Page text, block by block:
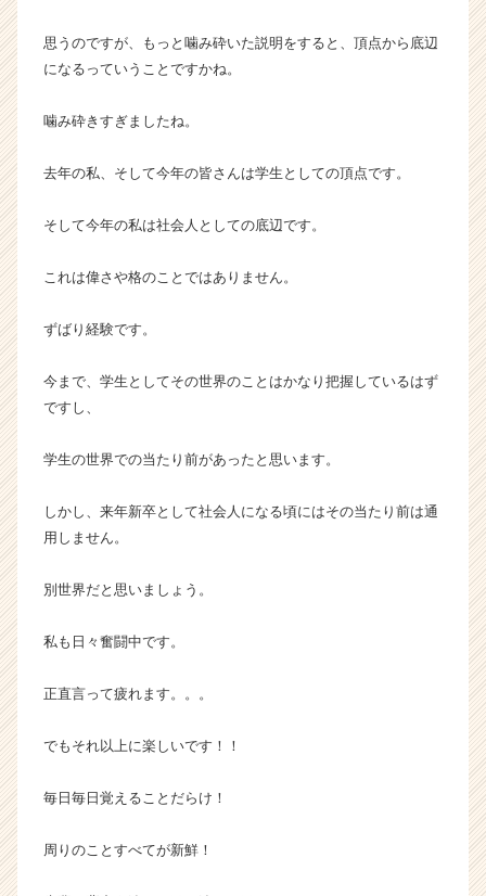
r
C
r
思うのですが、もっと噛み砕いた説明をすると、頂点から底辺
になるっていうことですかね。
噛み砕きすぎましたね。
去年の私、そして今年の皆さんは学生としての頂点です。
そして今年の私は社会人としての底辺です。
これは偉さや格のことではありません。
ずばり経験です。
今まで、学生としてその世界のことはかなり把握しているはず
ですし、
学生の世界での当たり前があったと思います。
しかし、来年新卒として社会人になる頃にはその当たり前は通
用しません。
別世界だと思いましょう。
私も日々奮闘中です。
正直言って疲れます。。。
でもそれ以上に楽しいです！！
毎日毎日覚えることだらけ！
周りのことすべてが新鮮！